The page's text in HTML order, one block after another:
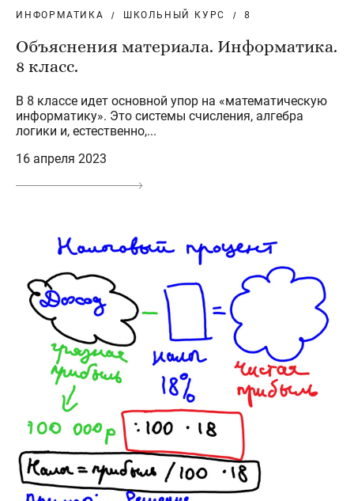
ИНФОРМАТИКА ШКОЛЬНЫЙ КУРС 8
Объяснения материала. Информатика.
8 класс.
В 8 классе идет основной упор на «математическую
информатику». Это системы счисления, алгебра
логики и, естественно,...
16 апреля 2023